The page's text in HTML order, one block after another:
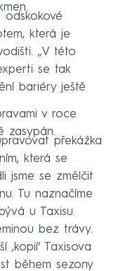
která je
„V této
se tak
bariéry ještě
v roce
zasypán.
překážka
která se
jsme se změlčit
Tu naznačíme
u Taxisu.
bez trávy.
Taxisova
během sezony